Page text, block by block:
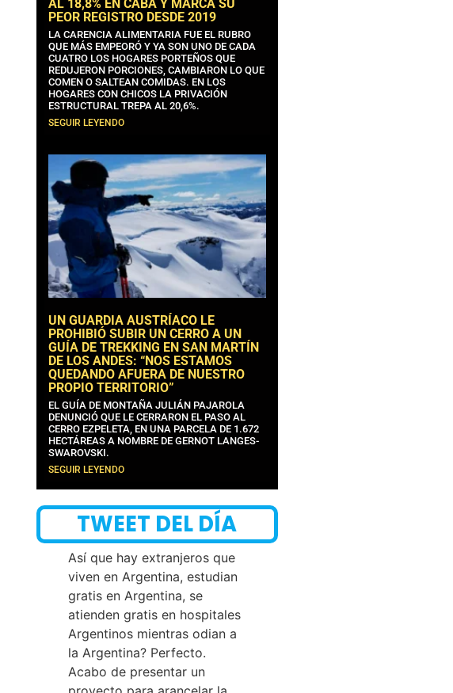
AL 18,8% EN CABA Y MARCA SU
PEOR REGISTRO DESDE 2019
LA CARENCIA ALIMENTARIA FUE EL RUBRO
QUE MÁS EMPEORÓ Y YA SON UNO DE CADA
CUATRO LOS HOGARES PORTEÑOS QUE
REDUJERON PORCIONES, CAMBIARON LO QUE
COMEN O SALTEAN COMIDAS. EN LOS
HOGARES CON CHICOS LA PRIVACIÓN
ESTRUCTURAL TREPA AL 20,6%.
SEGUIR LEYENDO
UN GUARDIA AUSTRÍACO LE
PROHIBIÓ SUBIR UN CERRO A UN
GUÍA DE TREKKING EN SAN MARTÍN
DE LOS ANDES: “NOS ESTAMOS
QUEDANDO AFUERA DE NUESTRO
PROPIO TERRITORIO”
EL GUÍA DE MONTAÑA JULIÁN PAJAROLA
DENUNCIÓ QUE LE CERRARON EL PASO AL
CERRO EZPELETA, EN UNA PARCELA DE 1.672
HECTÁREAS A NOMBRE DE GERNOT LANGES-
SWAROVSKI.
SEGUIR LEYENDO
TWEET DEL DÍA
Así que hay extranjeros que
viven en Argentina, estudian
gratis en Argentina, se
atienden gratis en hospitales
Argentinos mientras odian a
la Argentina? Perfecto.
Acabo de presentar un